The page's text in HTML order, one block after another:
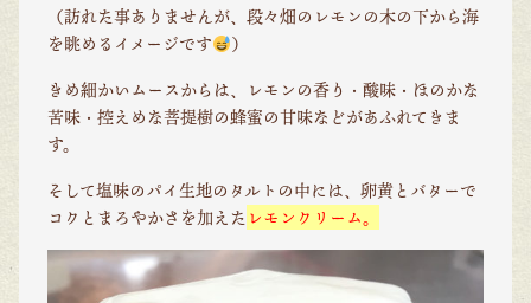
（訪れた事ありませんが、段々畑のレモンの木の下から海
を眺めるイメージです
）
きめ細かいムースからは、レモンの香り・酸味・ほのかな
苦味・控えめな菩提樹の蜂蜜の甘味などがあふれてきま
す。
そして塩味のパイ生地のタルトの中には、卵黄とバターで
コクとまろやかさを加えたレモンクリーム。